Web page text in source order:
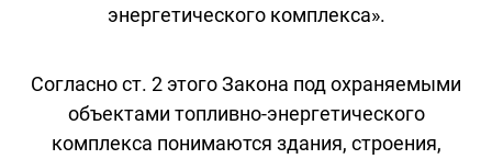
энергетического комплекса».
Согласно ст. 2 этого Закона под охраняемыми
объектами топливно-энергетического
комплекса понимаются здания, строения,